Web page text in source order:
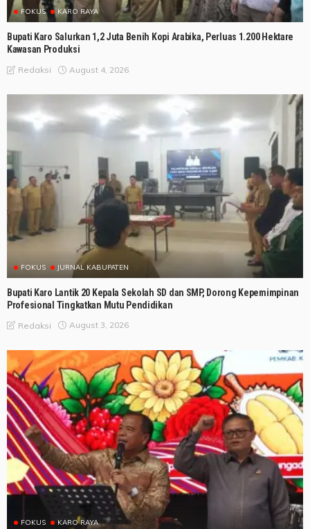
FOKUS KARO RAYA
Bupati Karo Salurkan 1,2 Juta Benih Kopi Arabika, Perluas 1.200 Hektare
Kawasan Produksi
Redaksi August 4, 2026
FOKUS JURNAL KABUPATEN
Bupati Karo Lantik 20 Kepala Sekolah SD dan SMP, Dorong Kepemimpinan
Profesional Tingkatkan Mutu Pendidikan
Redaksi August 3, 2026
FOKUS KARO RAYA